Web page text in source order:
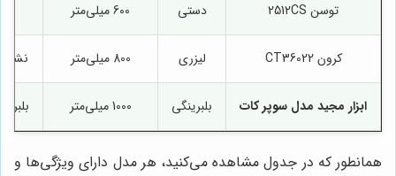
توسن 2512CS دستی 600 میلی‌متر
کرون CT36022 لیزری 800 میلی‌متر
ابزار مجید مدل سوپر کات بلبرینگی 1000 میلی‌متر
همانطور که در جدول مشاهده می‌کنید، هر مدل دارای ویژگی‌ها و